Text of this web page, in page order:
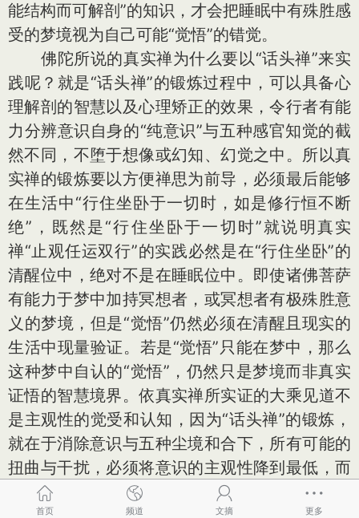
能结构而可解剖”的知识，才会把睡眠中有殊胜感
受的梦境视为自己可能“觉悟”的错觉。
佛陀所说的真实禅为什么要以“话头禅”来实
践呢？就是“话头禅”的锻炼过程中，可以具备心
理解剖的智慧以及心理矫正的效果，令行者有能
力分辨意识自身的“纯意识”与五种感官知觉的截
然不同，不堕于想像或幻知、幻觉之中。所以真
实禅的锻炼要以方便禅思为前导，必须最后能够
在生活中“行住坐卧于一切时，如是修行恒不断
绝”，既然是“行住坐卧于一切时”就说明真实
禅“止观任运双行”的实践必然是在“行住坐卧”的
清醒位中，绝对不是在睡眠位中。即使诸佛菩萨
有能力于梦中加持冥想者，或冥想者有极殊胜意
义的梦境，但是“觉悟”仍然必须在清醒且现实的
生活中现量验证。若是“觉悟”只能在梦中，那么
这种梦中自认的“觉悟”，仍然只是梦境而非真实
证悟的智慧境界。依真实禅所实证的大乘见道不
是主观性的觉受和认知，因为“话头禅”的锻炼，
就在于消除意识与五种尘境和合下，所有可能的
扭曲与干扰，必须将意识的主观性降到最低，而
成为具备客观衡量事物的“意识标准尺”。依于“意
首页 频道 文摘 更多